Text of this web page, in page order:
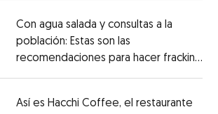
Con agua salada y consultas a la
población: Estas son las
recomendaciones para hacer fracking
en México
Así es Hacchi Coffee, el restaurante